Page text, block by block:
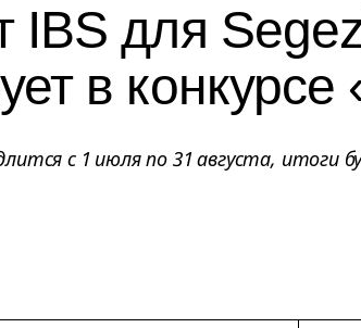
IBS для
в
с 1 июля по 31 августа, итоги